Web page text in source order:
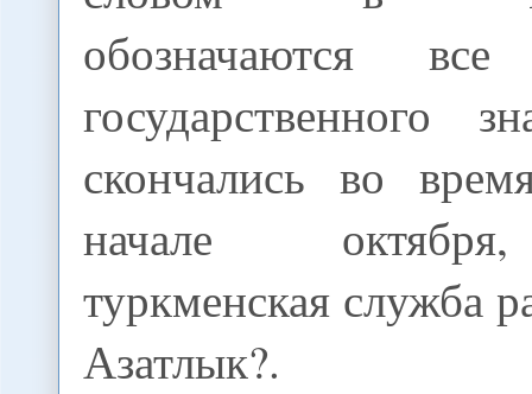
обозначаются все
государственного
скончались во
начале
туркменская служба
Азатлык?.